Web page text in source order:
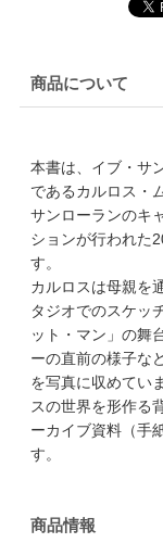
商品について
本書は、イブ・サ
であるカルロス・
サンローランのキ
ションが行われた
す。
カルロスは母親を
タジオでのスケッ
ット・マン」の舞
ーの直前の様子な
を写真に収めてい
スの世界を形作る
ーカイブ資料（手
す。
商品情報